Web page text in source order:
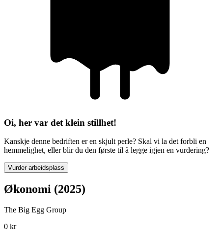
Oi, her var det klein stillhet!
Kanskje denne bedriften er en skjult perle? Skal vi la det forbli en
hemmelighet, eller blir du den første til å legge igjen en vurdering?
Vurder arbeidsplass
Økonomi (2025)
The Big Egg Group
0 kr